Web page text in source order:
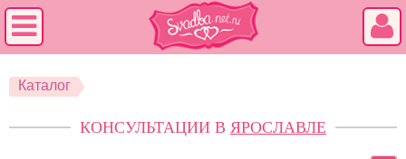
Каталог
КОНСУЛЬТАЦИИ В ЯРОСЛАВЛЕ